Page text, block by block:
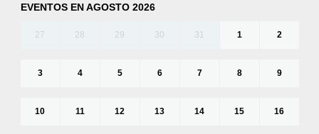
EVENTOS EN AGOSTO 2026
27 28 29 30 31 1 2
3 4 5 6 7 8 9
10 11 12 13 14 15 16